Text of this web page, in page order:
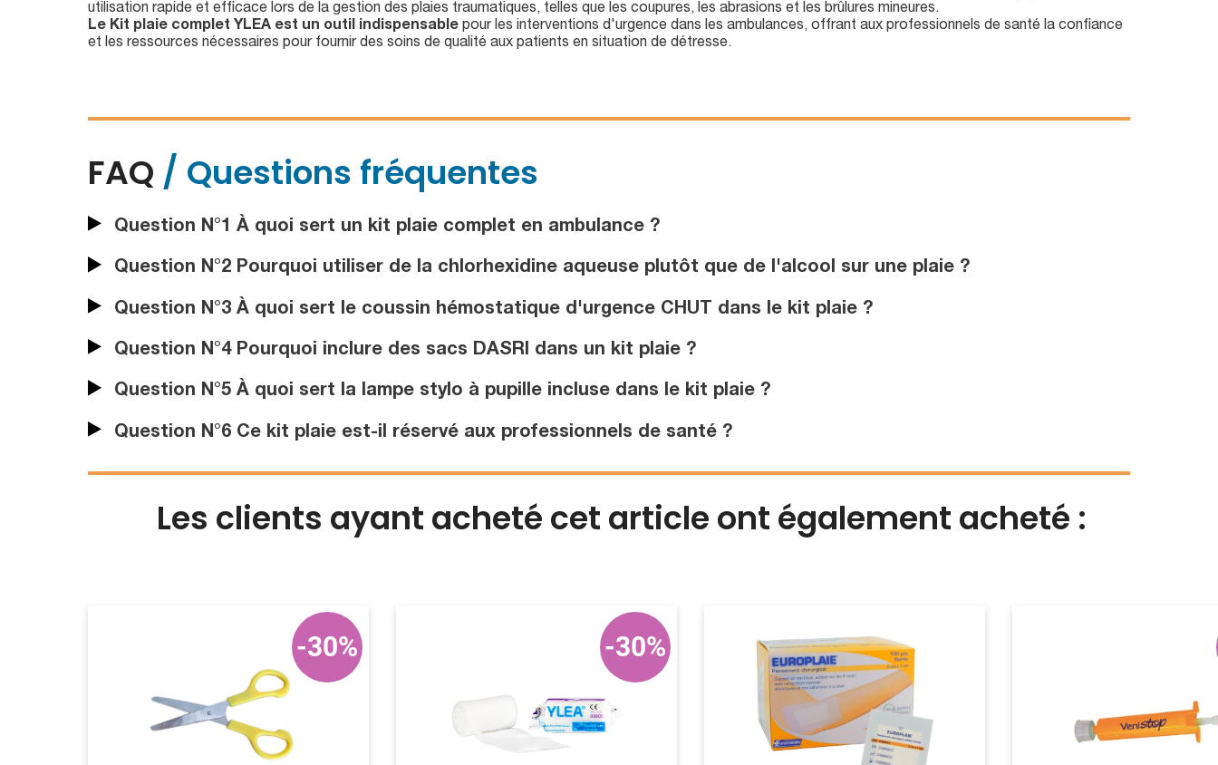
utilisation rapide et efficace lors de la gestion des plaies traumatiques, telles que les coupures, les abrasions et les brûlures mineures.
Le Kit plaie complet YLEA est un outil indispensable pour les interventions d'urgence dans les ambulances, offrant aux professionnels de santé la confiance
et les ressources nécessaires pour fournir des soins de qualité aux patients en situation de détresse.
FAQ / Questions fréquentes
Question N°1 À quoi sert un kit plaie complet en ambulance ?
Question N°2 Pourquoi utiliser de la chlorhexidine aqueuse plutôt que de l'alcool sur une plaie ?
Question N°3 À quoi sert le coussin hémostatique d'urgence CHUT dans le kit plaie ?
Question N°4 Pourquoi inclure des sacs DASRI dans un kit plaie ?
Question N°5 À quoi sert la lampe stylo à pupille incluse dans le kit plaie ?
Question N°6 Ce kit plaie est-il réservé aux professionnels de santé ?
Les clients ayant acheté cet article ont également acheté :
-30% -30%